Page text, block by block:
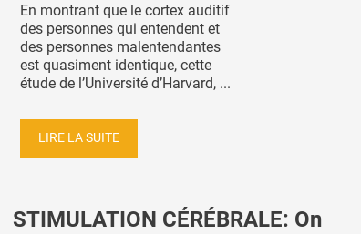
En montrant que le cortex auditif
des personnes qui entendent et
des personnes malentendantes
est quasiment identique, cette
étude de l’Université d’Harvard, ...
LIRE LA SUITE
STIMULATION CÉRÉBRALE: On